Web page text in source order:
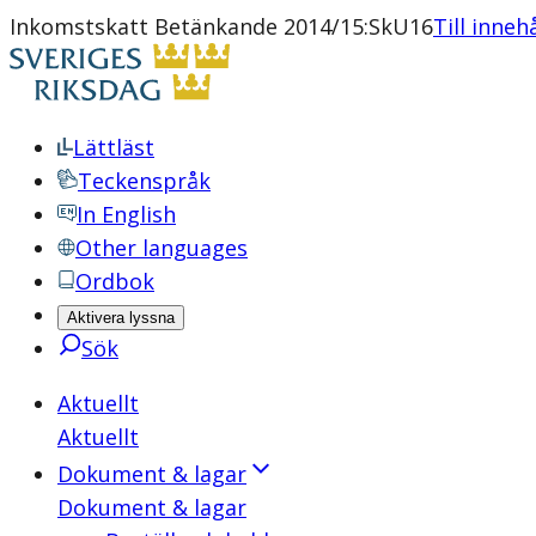
Inkomstskatt Betänkande 2014/15:SkU16Till
Lättläst
Teckenspråk
In English
Other languages
Ordbok
Aktivera lyssna
Sök
Aktuellt
Aktuellt
Dokument & lagar
Dokument & lagar